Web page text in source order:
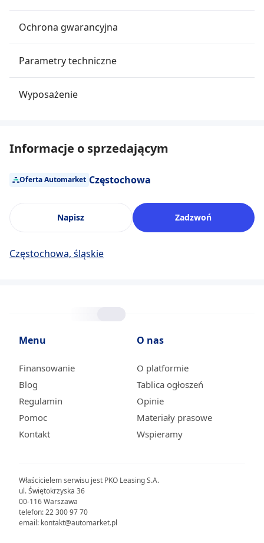
Ochrona gwarancyjna
Parametry techniczne
Wyposażenie
Informacje o sprzedającym
Oferta Automarket Częstochowa
Napisz Zadzwoń
Częstochowa, śląskie
Właścicielem serwisu jest PKO Leasing S.A.
ul. Świętokrzyska 36
00-116 Warszawa
telefon: 22 300 97 70
email: kontakt@automarket.pl
Menu
Finansowanie
Blog
Regulamin
Pomoc
Kontakt
O nas
O platformie
Tablica ogłoszeń
Opinie
Materiały prasowe
Wspieramy